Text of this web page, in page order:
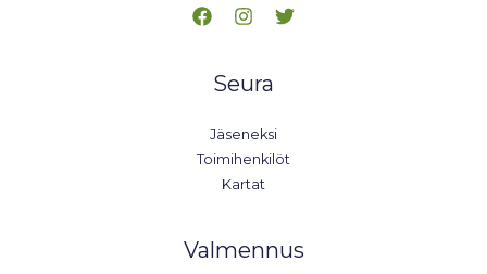
Seura
Jäseneksi
Toimihenkilöt
Kartat
Valmennus